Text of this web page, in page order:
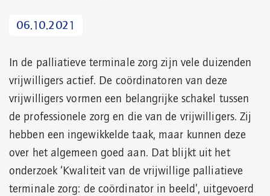
06.10.2021
In de palliatieve terminale zorg zijn vele duizenden
vrijwilligers actief. De coördinatoren van deze
vrijwilligers vormen een belangrijke schakel tussen
de professionele zorg en die van de vrijwilligers. Zij
hebben een ingewikkelde taak, maar kunnen deze
over het algemeen goed aan. Dat blijkt uit het
onderzoek ‘Kwaliteit van de vrijwillige palliatieve
terminale zorg: de coördinator in beeld’, uitgevoerd